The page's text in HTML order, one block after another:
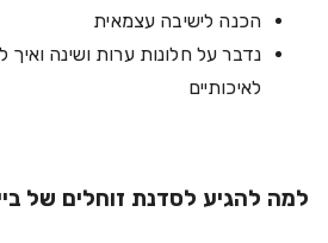
הכנה לישיבה עצמאית
נדבר על חלונות ערות ושינה
לאיכותיים
למה להגיע לסדנת זוחלים של